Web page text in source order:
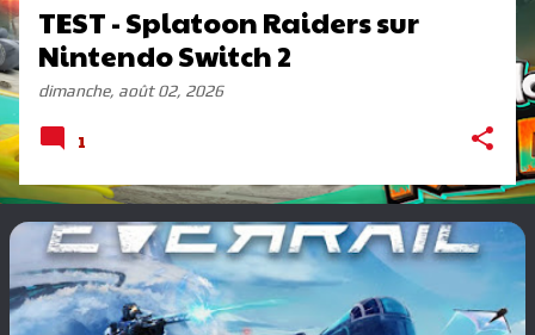
TEST - Splatoon Raiders sur
Nintendo Switch 2
dimanche, août 02, 2026
1